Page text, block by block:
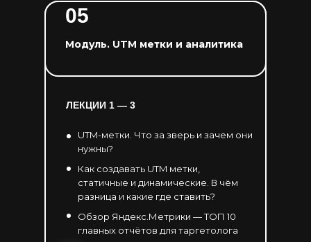
Модуль. UTM метки и аналитика
ЛЕКЦИИ 1 — 3
UTM-метки. Что за зверь и зачем они
нужны?
05
Как создавать UTM метки,
статичные и динамические. В чём
разница и какие где ставить?
Обзор Яндекс.Метрики — ТОП 10
главных отчётов для таргетолога